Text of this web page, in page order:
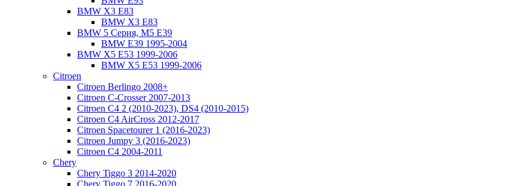
BMW X3 E83
BMW X3 E83
BMW 5 Серия, M5 E39
BMW E39 1995-2004
BMW X5 E53 1999-2006
BMW X5 E53 1999-2006
Citroen
Citroen Berlingo 2008+
Citroen C-Crosser 2007-2013
Citroen C4 2 (2010-2023), DS4 (2010-2015)
Citroen C4 AirCross 2012-2017
Citroen Spacetourer 1 (2016-2023)
Citroen Jumpy 3 (2016-2023)
Citroen C4 2004-2011
Chery
Chery Tiggo 3 2014-2020
Chery Tiggo 7 2016-2020